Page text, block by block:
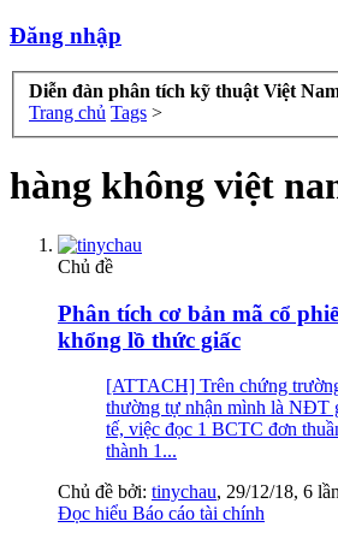
Đăng nhập
Diễn đàn phân tích kỹ thuật Việt
Trang chủ Tags >
hàng không việt
Chủ đề
Phân tích cơ bản mã cổ
khổng lồ thức giấc
[ATTACH] Trên chứng
thường tự nhận mình là NĐT
tế, việc đọc 1 BCTC đơn
thành 1...
Chủ đề bởi: tinychau, 29/12/18, 6
Đọc hiểu Báo cáo tài chính